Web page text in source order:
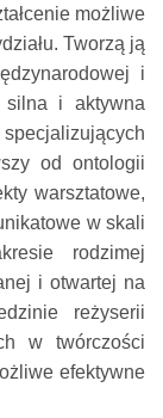
możliwe
Tworzą ją
i
silna i aktywna
od ontologii
warsztatowe,
w skali
rodzimej
i otwartej na
reżyserii
w twórczości
efektywne